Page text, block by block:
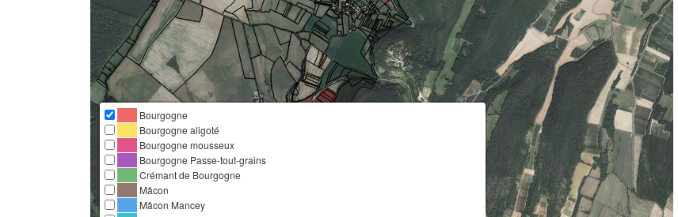
Bourgogne
Bourgogne aligoté
Bourgogne mousseux
Bourgogne Passe-tout-grains
Crémant de Bourgogne
Mâcon
Mâcon Mancey